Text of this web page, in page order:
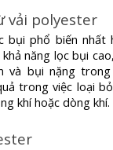
vải polyester
bụi phổ biến nhất
năng lọc bụi
và bụi nặng
trong việc loại
khí hoặc dòng khí.